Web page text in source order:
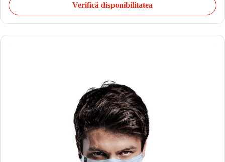
Verifică disponibilitatea